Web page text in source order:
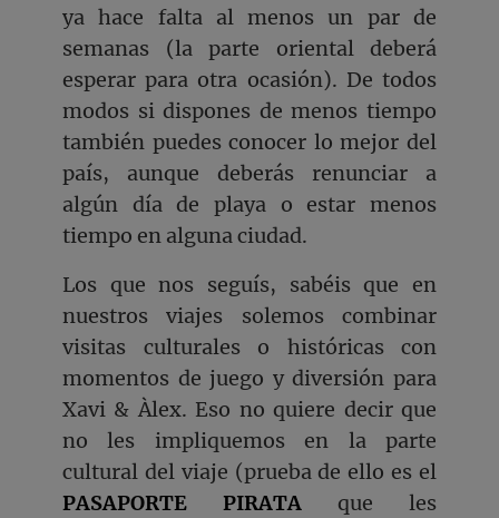
ya hace falta al menos un par de
semanas (la parte oriental deberá
esperar para otra ocasión). De todos
modos si dispones de menos tiempo
también puedes conocer lo mejor del
país, aunque deberás renunciar a
algún día de playa o estar menos
tiempo en alguna ciudad.
Los que nos seguís, sabéis que en
nuestros viajes solemos combinar
visitas culturales o históricas con
momentos de juego y diversión para
Xavi & Àlex. Eso no quiere decir que
no les impliquemos en la parte
cultural del viaje (prueba de ello es el
PASAPORTE PIRATA que les